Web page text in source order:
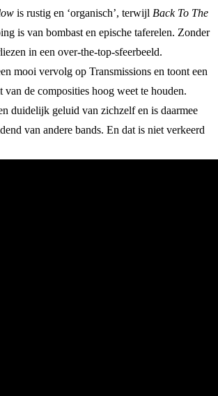
is rustig en ‘organisch’, terwijl Back To The
is van bombast en epische taferelen. Zonder
in een over-the-top-sfeerbeeld.
mooi vervolg op Transmissions en toont een
de composities hoog weet te houden.
duidelijk geluid van zichzelf en is daarmee
van andere bands. En dat is niet verkeerd